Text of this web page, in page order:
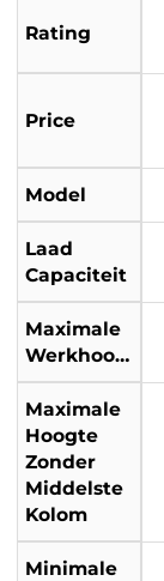
Rating
Price
Model
Laad
Capaciteit
Maximale
Werkhoogte
Maximale
Hoogte
Zonder
Middelste
Kolom
Minimale